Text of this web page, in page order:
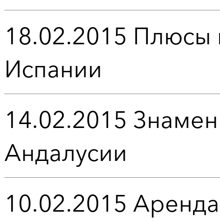
18.02.2015 Плюсы
Испании
14.02.2015
Андалусии
10.02.2015